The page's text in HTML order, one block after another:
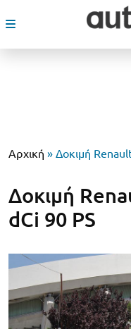
Αρχική » Δοκιμή
Δοκιμή
dCi 90 PS